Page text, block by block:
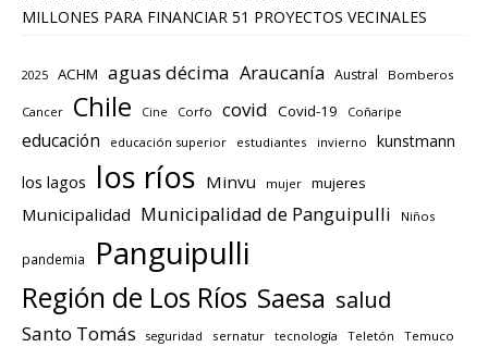
MILLONES PARA FINANCIAR 51 PROYECTOS VECINALES
2025 ACHM aguas décima Araucanía Austral Bomberos
Cancer Chile Cine Corfo covid Covid-19 Coñaripe
educación educación superior estudiantes invierno kunstmann
los lagos los ríos Minvu mujer mujeres
Municipalidad Municipalidad de Panguipulli Niños
pandemia Panguipulli
Región de Los Ríos Saesa salud
Santo Tomás seguridad sernatur tecnología Teletón Temuco